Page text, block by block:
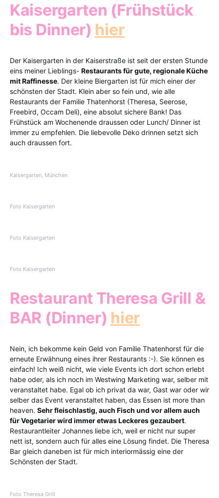
Kaisergarten (Frühstück
bis Dinner) hier
Der Kaisergarten in der Kaiserstraße ist seit der ersten Stunde
eins meiner Lieblings- Restaurants für gute, regionale Küche
mit Raffinesse. Der kleine Biergarten ist für mich einer der
schönsten der Stadt. Klein aber so fein und, wie alle
Restaurants der Familie Thatenhorst (Theresa, Seerose,
Freebird, Occam Deli), eine absolut sichere Bank! Das
Frühstück am Wochenende draussen oder Lunch/ Dinner ist
immer zu empfehlen. Die liebevolle Deko drinnen setzt sich
auch draussen fort.
Kaisergarten, München
Foto Kaisergarten
Foto Kaisergarten
Foto Kaisergarten
Restaurant Theresa Grill &
BAR (Dinner) hier
Nein, ich bekomme kein Geld von Familie Thatenhorst für die
erneute Erwähnung eines ihrer Restaurants :-). Sie können es
einfach! Ich weiß nicht, wie viele Events ich dort schon erlebt
habe oder, als ich noch im Westwing Marketing war, selber mit
veranstaltet habe. Egal ob ich privat da war, Gast war oder wir
selber das Event veranstaltet haben, das Essen ist more than
heaven. Sehr fleischlastig, auch Fisch und vor allem auch
für Vegetarier wird immer etwas Leckeres gezaubert.
Restaurantleiter Johannes liebe ich, weil er nicht nur super
nett ist, sondern auch für alles eine Lösung findet. Die Theresa
Bar gleich daneben ist für mich interiormässig eine der
Schönsten der Stadt.
Foto Theresa Grill